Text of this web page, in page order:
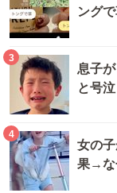
ング
3
息子
と号
4
女の
果→な